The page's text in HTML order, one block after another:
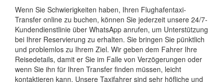
Wenn Sie Schwierigkeiten haben, Ihren Flughafentaxi-
Transfer online zu buchen, können Sie jederzeit unsere 24/7-
Kundendienstlinie über WhatsApp anrufen, um Unterstützung
bei Ihrer Reservierung zu erhalten. Sie bringen Sie pünktlich
und problemlos zu Ihrem Ziel. Wir geben dem Fahrer Ihre
Reisedetails, damit er Sie im Falle von Verzögerungen oder
wenn Sie ihn für Ihren Transfer finden müssen, leicht
kontaktieren kann. Unsere Taxifahrer sind sehr höfliche und